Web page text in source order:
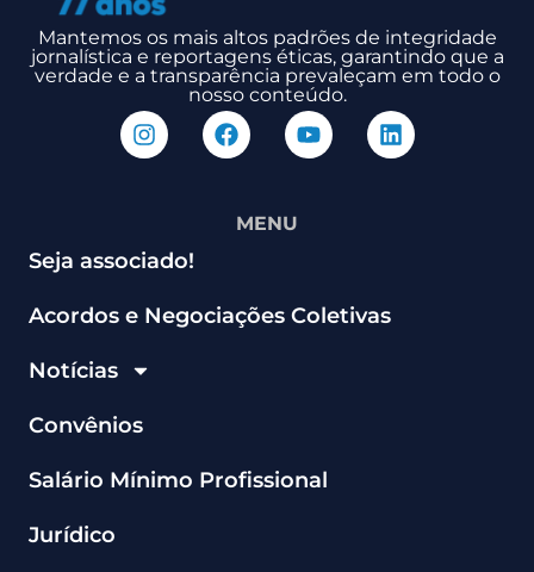
Mantemos os mais altos padrões de integridade
jornalística e reportagens éticas, garantindo que a
verdade e a transparência prevaleçam em todo o
nosso conteúdo.
MENU
Seja associado!
Acordos e Negociações Coletivas
Notícias
Convênios
Salário Mínimo Profissional
Jurídico